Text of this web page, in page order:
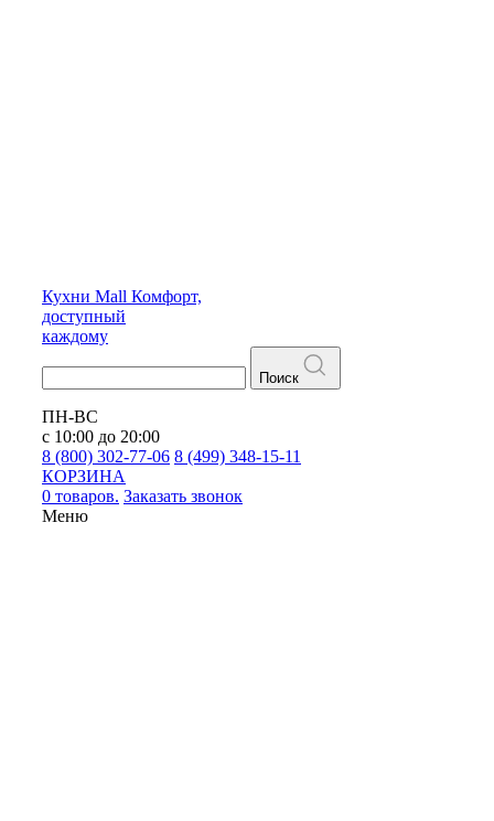
Кухни Mall Комфорт,
доступный
каждому
Поиск
ПН-ВС
с 10:00 до 20:00
8 (800) 302-77-06 8 (499) 348-15-11
КОРЗИНА
0 товаров. Заказать звонок
Меню